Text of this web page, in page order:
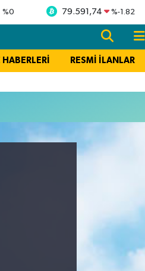
%0 79.591,74 %-1.82
HABERLERİ RESMİ İLANLAR